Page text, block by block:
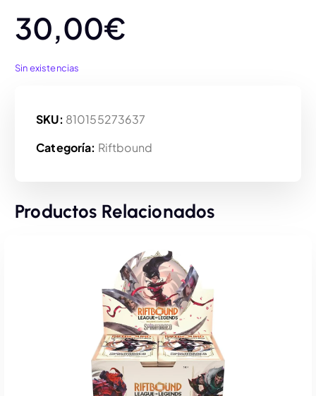
30,00€
Sin existencias
SKU: 810155273637
Categoría: Riftbound
Productos Relacionados